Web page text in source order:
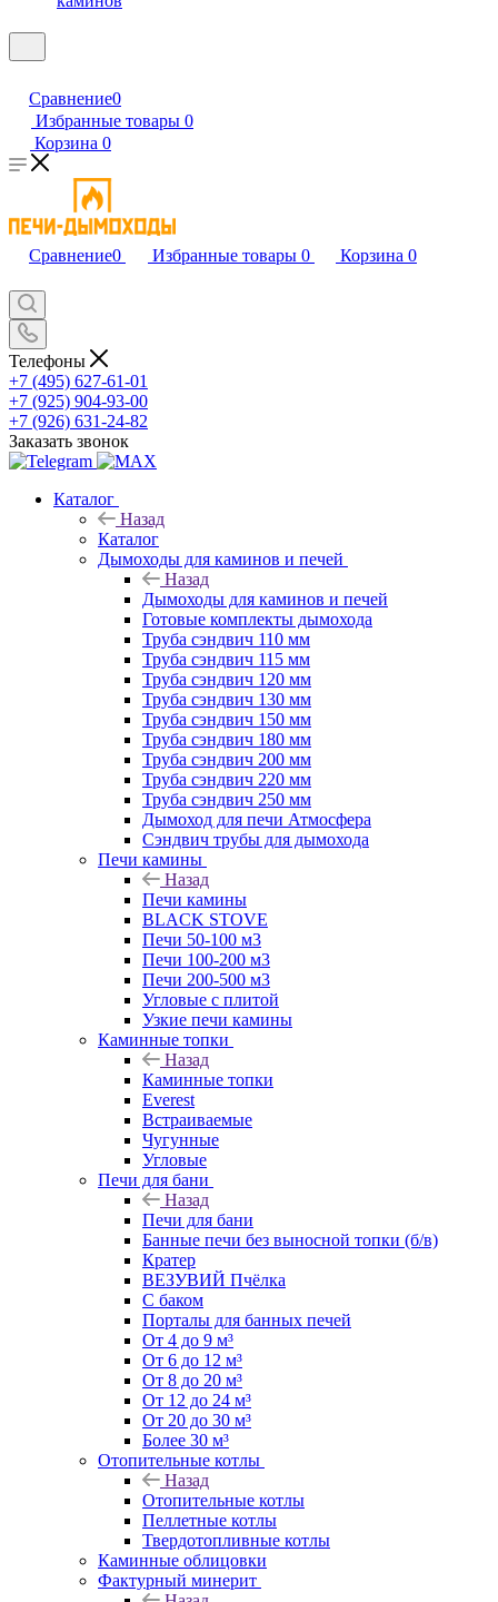
Сравнение0
Избранные товары 0
Корзина 0
Сравнение0 Избранные товары 0 Корзина 0
Телефоны
+7 (495) 627-61-01
+7 (925) 904-93-00
+7 (926) 631-24-82
Заказать звонок
Каталог
Назад
Каталог
Дымоходы для каминов и печей
Назад
Дымоходы для каминов и печей
Готовые комплекты дымохода
Труба сэндвич 110 мм
Труба сэндвич 115 мм
Труба сэндвич 120 мм
Труба сэндвич 130 мм
Труба сэндвич 150 мм
Труба сэндвич 180 мм
Труба сэндвич 200 мм
Труба сэндвич 220 мм
Труба сэндвич 250 мм
Дымоход для печи Атмосфера
Сэндвич трубы для дымохода
Печи камины
Назад
Печи камины
BLACK STOVE
Печи 50-100 м3
Печи 100-200 м3
Печи 200-500 м3
Угловые с плитой
Узкие печи камины
Каминные топки
Назад
Каминные топки
Everest
Встраиваемые
Чугунные
Угловые
Печи для бани
Назад
Печи для бани
Банные печи без выносной топки (б/в)
Кратер
ВЕЗУВИЙ Пчёлка
С баком
Порталы для банных печей
От 4 до 9 м³
От 6 до 12 м³
От 8 до 20 м³
От 12 до 24 м³
От 20 до 30 м³
Более 30 м³
Отопительные котлы
Назад
Отопительные котлы
Пеллетные котлы
Твердотопливные котлы
Каминные облицовки
Фактурный минерит